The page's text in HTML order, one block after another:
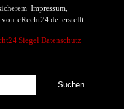
Impressum,
eRecht24.de erstellt.